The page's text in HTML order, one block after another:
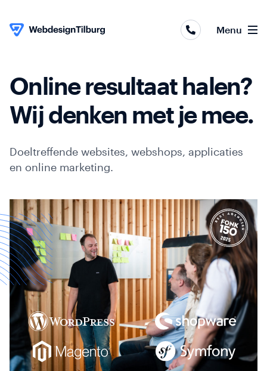
Skip to content
Menu
Websites
Online
marketing
Portfolio
ons
Contact
Blog
Webinars
Online resultaat halen?
Wij denken met je mee.
Doeltreffende websites, webshops, applicaties
en online marketing.